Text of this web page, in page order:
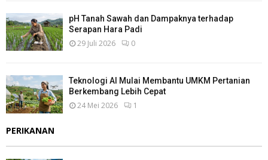
pH Tanah Sawah dan Dampaknya terhadap
Serapan Hara Padi
29 Juli 2026 0
Teknologi AI Mulai Membantu UMKM Pertanian
Berkembang Lebih Cepat
24 Mei 2026 1
PERIKANAN